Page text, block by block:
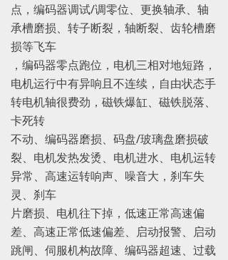
点，编码器调试/调零位、更换轴承、轴
承槽磨损、转子断裂，轴断裂、齿轮槽磨
损等飞车
，编码器零点跑位，电机三相对地短路，
电机运行中有异响且不连续，自由状态手
转电机轴很费劲，磁铁爆缸、磁铁脱落、
卡死转
不动、编码器磨损、码盘/玻璃盘磨损破
裂、电机发热发烫、电机进水、电机运转
异常、高速运转响声、噪音大，刹车失
灵、刹车
片磨损、电机往下掉，低速正常高速偏
差、高速正常低速偏差、启动报警、启动
跳闸、伺服机构故障、编码器超速、过载